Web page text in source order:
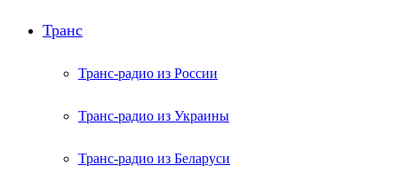
Транс
Транс-радио из России
Транс-радио из Украины
Транс-радио из Беларуси